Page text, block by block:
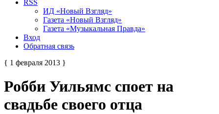
RSS
ИД «Новый Взгляд»
Газета «Новый Взгляд»
Газета «Музыкальная Правда»
Вход
Обратная связь
{ 1 февраля 2013 }
Робби Уильямс споет на
свадьбе своего отца